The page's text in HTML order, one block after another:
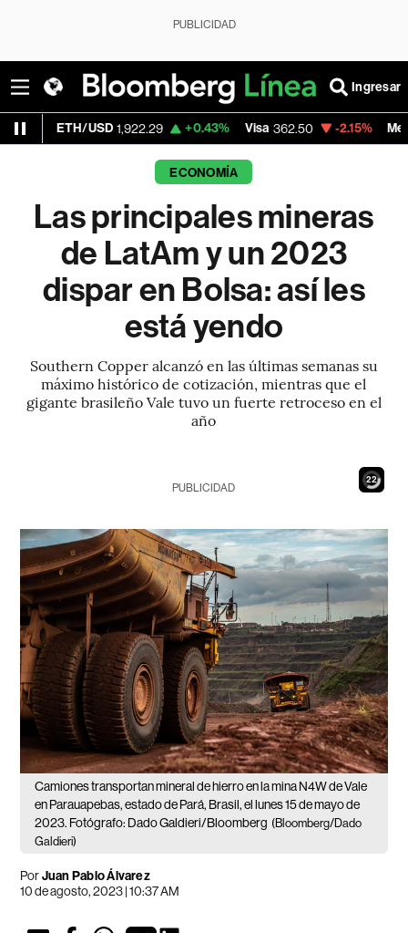
PUBLICIDAD
Ingresar
1,922.29 +0.43% Visa 362.50 -2.15% MercadoLibre
ECONOMÍA
Las principales mineras
de LatAm y un 2023
dispar en Bolsa: así les
está yendo
Southern Copper alcanzó en las últimas semanas su
máximo histórico de cotización, mientras que el
gigante brasileño Vale tuvo un fuerte retroceso en el
año
20
PUBLICIDAD
Camiones transportan mineral de hierro en la mina N4W de Vale
en Parauapebas, estado de Pará, Brasil, el lunes 15 de mayo de
2023. Fotógrafo: Dado Galdieri/Bloomberg (Bloomberg/Dado
Galdieri)
PorJuan Pablo Álvarez
10 de agosto, 2023 | 10:37 AM